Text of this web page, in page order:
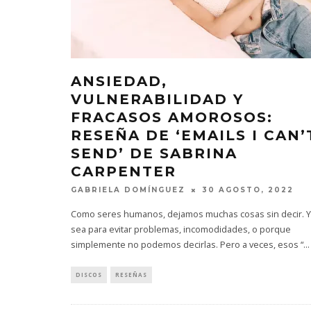
ANSIEDAD,
VULNERABILIDAD Y
FRACASOS AMOROSOS:
RESEÑA DE ‘EMAILS I
SEND’ DE SABRINA
CARPENTER
GABRIELA DOMÍNGUEZ 30 AGOSTO, 2022
Como seres humanos, dejamos muchas cosas sin decir.
sea para evitar problemas, incomodidades, o porque
simplemente no podemos decirlas. Pero a veces, esos “...
DISCOS RESEÑAS